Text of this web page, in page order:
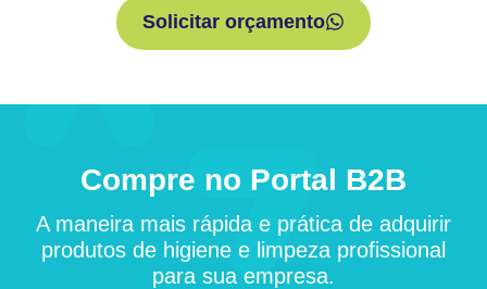
Solicitar orçamento
Compre no Portal B2B
A maneira mais rápida e prática de adquirir
produtos de higiene e limpeza profissional
para sua empresa.